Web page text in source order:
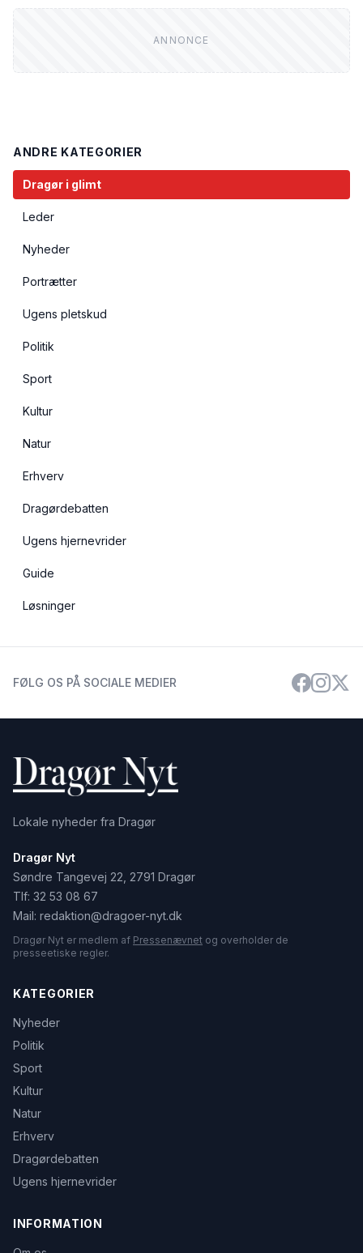
ANDRE KATEGORIER
Dragør i glimt
Leder
Nyheder
Portrætter
Ugens pletskud
Politik
Sport
Kultur
Natur
Erhverv
Dragørdebatten
Ugens hjernevrider
Guide
Løsninger
FØLG OS PÅ SOCIALE MEDIER
Lokale nyheder fra Dragør
Dragør Nyt
Søndre Tangevej 22, 2791 Dragør
Tlf: 32 53 08 67
Mail: redaktion@dragoer-nyt.dk
Dragør Nyt er medlem af Pressenævnet og overholder de
presseetiske regler.
KATEGORIER
Nyheder
Politik
Sport
Kultur
Natur
Erhverv
Dragørdebatten
Ugens hjernevrider
INFORMATION